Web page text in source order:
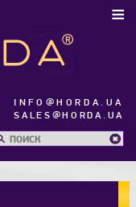
INFO@HORDA.UA
SALES@HORDA.UA
≡